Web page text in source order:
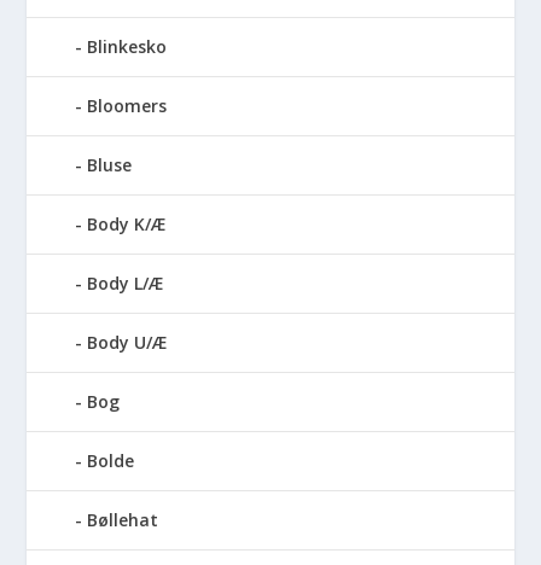
Blinkesko
Bloomers
Bluse
Body K/Æ
Body L/Æ
Body U/Æ
Bog
Bolde
Bøllehat